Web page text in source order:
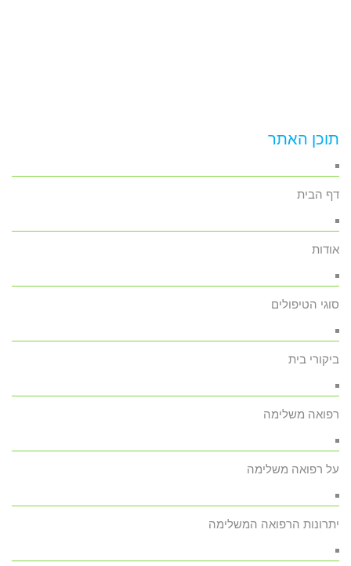
תוכן האתר
דף הבית
אודות
סוגי הטיפולים
ביקורי בית
רפואה משלימה
על רפואה משלימה
יתרונות הרפואה המשלימה